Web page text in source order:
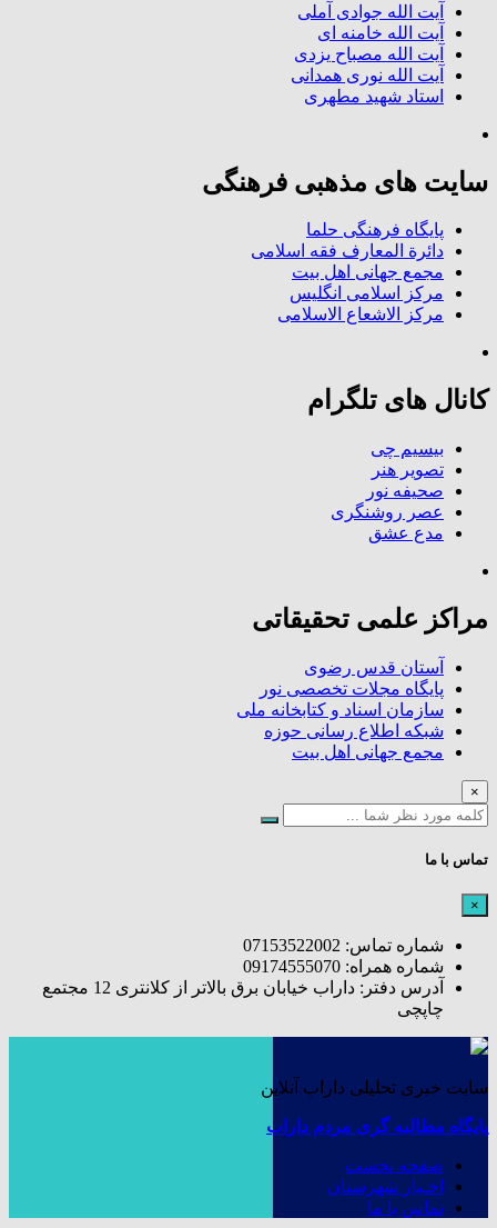
آیت الله جوادی آملی
آیت الله خامنه ای
آیت الله مصباح یزدی
آیت الله نوری همدانی
استاد شهید مطهری
سایت های مذهبی فرهنگی
پایگاه فرهنگی حلما
دائرة المعارف فقه اسلامی
مجمع جهانی اهل بیت
مرکز اسلامی انگلیس
مرکز الاشعاع الاسلامی
کانال های تلگرام
بیسیم چی
تصویر هنر
صحیفه نور
عصر روشنگری
مدع عشق
مراکز علمی تحقیقاتی
آستان قدس رضوی
پایگاه مجلات تخصصی نور
سازمان اسناد و کتابخانه ملی
شبکه اطلاع رسانی حوزه
مجمع جهانی اهل بیت
×
تماس با ما
×
شماره تماس: 07153522002
شماره همراه: 09174555070
آدرس دفتر: داراب خیابان برق بالاتر از کلانتری 12 مجتمع
چاپچی
سایت خبری تحلیلی داراب آنلاین
پایگاه مطالبه گری مردم داراب
صفحه نخست
اخـبار شهرستان
تماس با ما